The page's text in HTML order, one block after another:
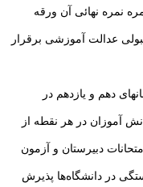
نمره نهائی آن ورقه
عدالت آموزشی برقرار
دهم و یازدهم در
آموزان در هر نقطه از
دبیرستان و آزمون
در دانشگاه‌ها پذیرش